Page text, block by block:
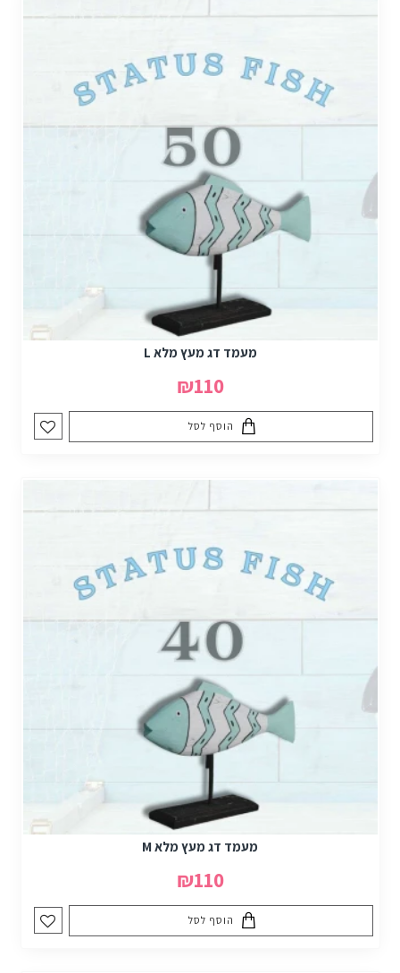
מעמד דג מעץ מלא L
₪110
הוסף לסל
מעמד דג מעץ מלא M
₪110
הוסף לסל